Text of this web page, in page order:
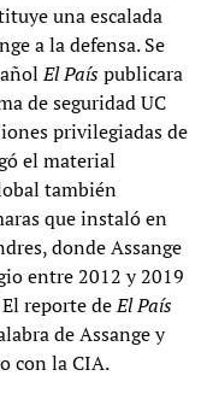
una escalada
a la defensa. Se
El Paíspublicara
de seguridad UC
privilegiadas de
el material
también
que instaló en
donde Assange
entre 2012 y 2019
El reporte deEl País
de Assange y
con la CIA.